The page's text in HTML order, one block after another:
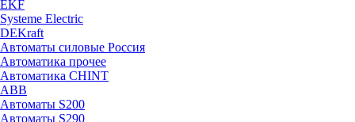
EKF
Systeme Electric
DEKraft
Автоматы силовые Россия
Автоматика прочее
Автоматика CHINT
ABB
Автоматы S200
Автоматы S290